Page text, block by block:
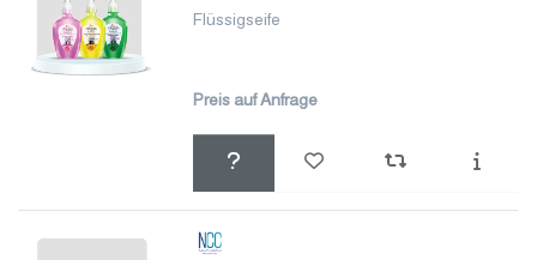
Flüssigseife
Preis auf Anfrage